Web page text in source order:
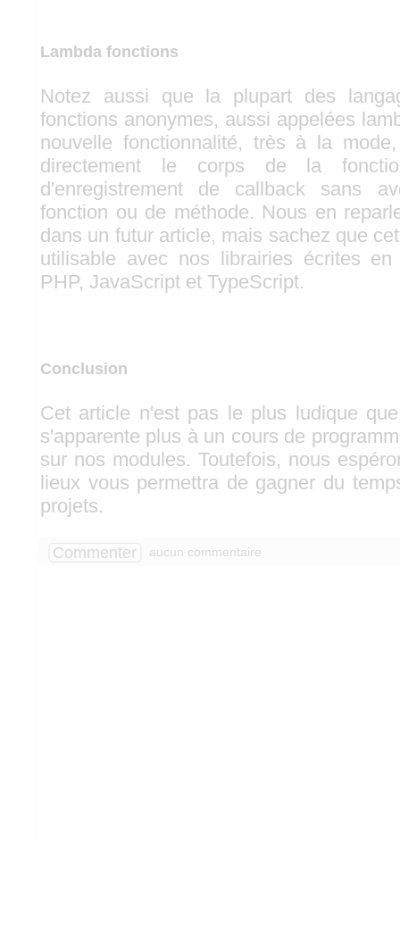
Lambda fonctions
Notez aussi que la plupart des
fonctions anonymes, aussi appelées
nouvelle fonctionnalité, très à la
directement le corps de la
d'enregistrement de callback sans
fonction ou de méthode. Nous en
dans un futur article, mais sachez que
utilisable avec nos librairies écrites
PHP, JavaScript et TypeScript.
Conclusion
Cet article n'est pas le plus ludique
s'apparente plus à un cours de
sur nos modules. Toutefois, nous
lieux vous permettra de gagner du
projets.
Commenter aucun commentaire